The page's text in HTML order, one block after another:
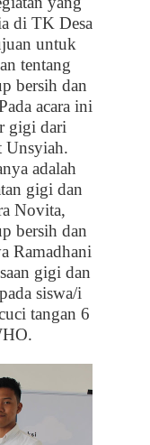
di TK Desa
untuk
tentang
bersih dan
acara ini
gigi dari
Unsyiah.
adalah
gigi dan
Novita,
bersih dan
Ramadhani
gigi dan
siswa/i
tangan 6